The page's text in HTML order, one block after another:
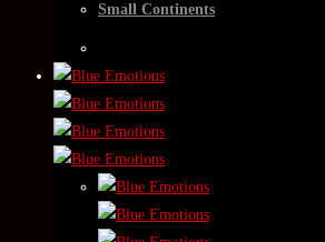
Small Continents